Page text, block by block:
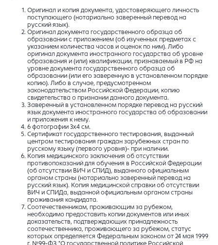
Оригинал и копия документа, удостоверяющего личность
поступающего (нотариально заверенный перевод на
русский язык).
Оригинал документа государственного образца об
образовании с приложением (об изученных предметах с
указанием количества часов и оценок по ним). Либо
оригинал документа иностранного государства об уровне
образования и (или) квалификации, признаваемый в РФ на
уровне документа государственного образца об
образовании (или его заверенную в установленном порядке
копию). Либо в случае, предусмотренном
законодательством Российской Федерации, копию
свидетельства о признании данного документа.
Заверенный в установленном порядке перевод на русский
язык документа иностранного государства об образовании
и приложения к нему.
6 фотографии 3x4 см.
Сертификат государственного тестирования, выданный
центром тестирования граждан зарубежных стран по
русскому языку (первого уровня)- при наличии.
Копия медицинского заключения об отсутствии
противопоказаний для обучения в Российской Федерации
(об отсутствии ВИЧ и СПИД), выданного официальным
органом страны (нотариально заверенный перевод на
русский язык). Копия медицинской справки об отсутствии
ВИЧ и СПИДа, выданной официальным органом страны
проживания кандидата.
Соотечественникам, проживающим за рубежом,
необходимо предоставить копии документов или иных
доказательств, подтверждающих принадлежность
соотечественника, проживающего за рубежом, статус
которых определяется Федеральным законом от 24 мая 1999
г. №99-ФЗ "О государственной политике Российской